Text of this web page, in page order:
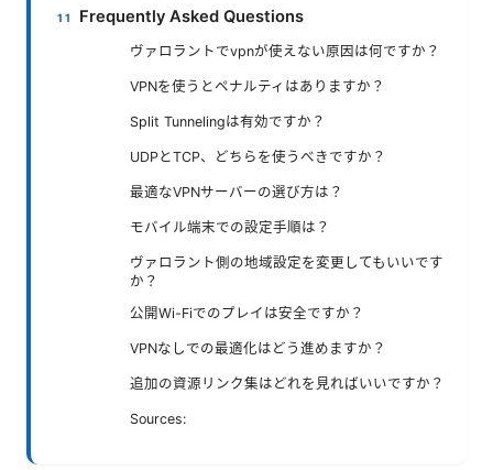
Frequently Asked Questions
ヴァロラントでvpnが使えない原因は何ですか？
VPNを使うとペナルティはありますか？
Split Tunnelingは有効ですか？
UDPとTCP、どちらを使うべきですか？
最適なVPNサーバーの選び方は？
モバイル端末での設定手順は？
ヴァロラント側の地域設定を変更してもいいです
か？
公開Wi-Fiでのプレイは安全ですか？
VPNなしでの最適化はどう進めますか？
追加の資源リンク集はどれを見ればいいですか？
Sources: